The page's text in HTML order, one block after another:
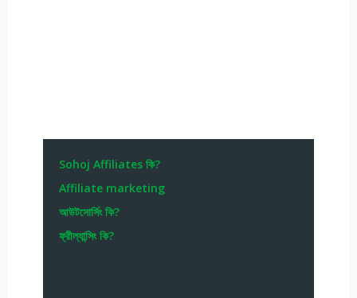
Sohoj Affiliates কি?
Affiliate marketing
আউটসোর্সিং কি?
ফ্রীল্যান্সিং কি?